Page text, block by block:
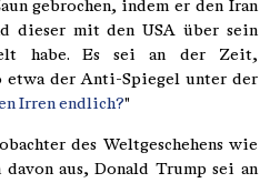
gebrochen, indem er den Iran
dieser mit den USA über sein
habe. Es sei an der Zeit,
etwa der Anti-Spiegel unter der
Irren endlich?"
des Weltgeschehens wie
davon aus, Donald Trump sei an